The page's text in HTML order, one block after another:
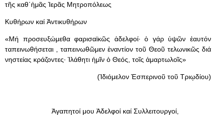
τῆς καθ΄ἡμᾶς Ἱερᾶς Μητροπόλεως
Κυθήρων καί Ἀντικυθήρων
«Μή προσευξώμεθα φαρισαϊκῶς ἀδελφοί· ὁ γάρ ὑψῶν ἑαυτόν
ταπεινωθήσεται , ταπεινωθῶμεν ἐναντίον τοῦ Θεοῦ τελωνικῶς διά
νηστείας κράζοντες· Ἱλάθητι ἡμῖν ὁ Θεός, τοῖς ἁμαρτωλοῖς»
(Ἰδιόμελον Ἑσπερινοῦ τοῦ Τριῳδίου)
Ἀγαπητοί μου Ἀδελφοί καί Συλλειτουργοί,